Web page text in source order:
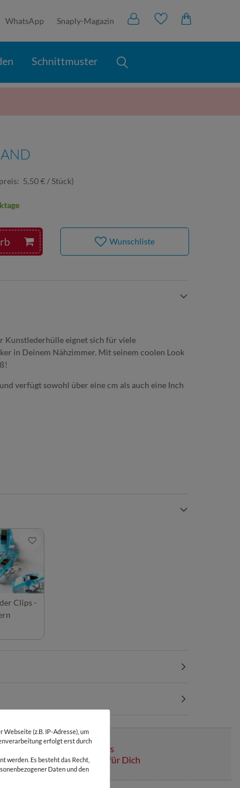
WhatsApp Snaply-Magazin
Schnittmuster
5,50 € / Stück)
Wunschliste
Kunstlederhülle eignet sich für viele
in Deinem Nähzimmer. Mit seinem coolen Look
verfügt sowohl über eine cm als auch eine Inch
Clips -
Über 110 Gratis
Schnittmuster für Dich
(z.B. IP-Adresse), um
erfolgt erst durch
Es besteht das Recht,
Daten und den